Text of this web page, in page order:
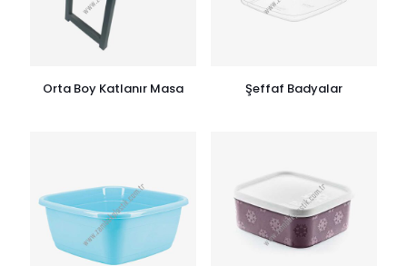
Orta Boy Katlanır Masa Şeffaf Badyalar